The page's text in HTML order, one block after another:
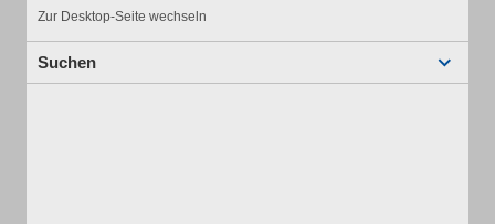
Zur Desktop-Seite wechseln
Suchen